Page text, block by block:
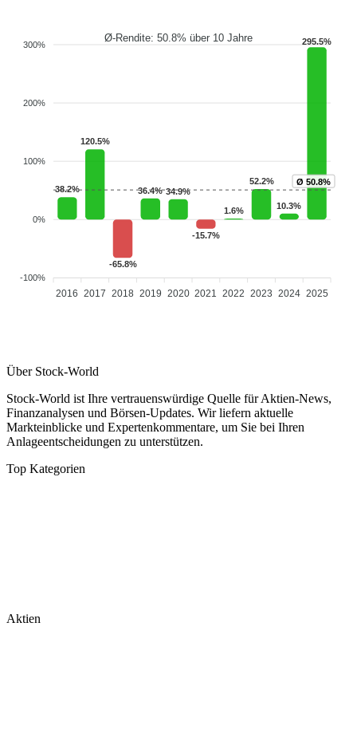
Ø-Rendite: 50.8% über 10 Jahre
300%
200%
100%
0%
-100%
38.2%
120.5%
-65.8%
36.4% 34.9%
-15.7%
1.6%
52.2%
10.3%
295.5%
2016 2017 2018 2019 2020 2021 2022 2023 2024 2025
Ø 50.8%
Über Stock-World
Stock-World ist Ihre vertrauenswürdige Quelle für Aktien-News,
Finanzanalysen und Börsen-Updates. Wir liefern aktuelle
Markteinblicke und Expertenkommentare, um Sie bei Ihren
Anlageentscheidungen zu unterstützen.
Top Kategorien
Aktien